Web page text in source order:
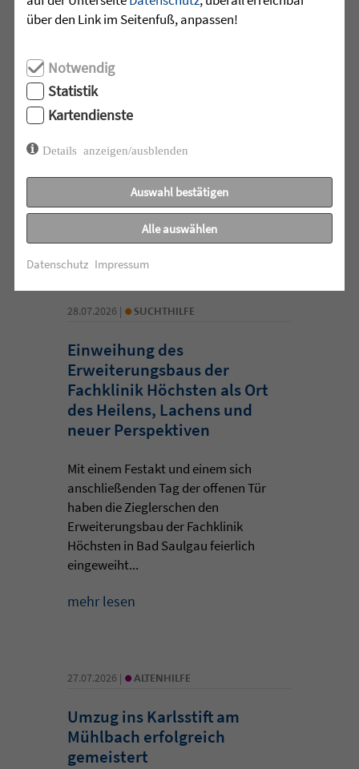
28.07.2026 |
Zeit füreinander
Sozialstation Mössingen standen
Begegnungen, Gespräche und
gemeinsame Momente im ...
28.07.2026 | • SUCHTHILFE
Einweihung des
Erweiterungsbaus der
Fachklinik Höchsten als Ort
des Heilens, Lachens und
neuer Perspektiven
Mit einem Festakt und einem sich
anschließenden Tag der offenen Tür
haben die Zieglerschen den
Erweiterungsbau der Fachklinik
Höchsten in Bad Saulgau feierlich
eingeweiht...
mehr lesen
27.07.2026 | • ALTENHILFE
Umzug ins Karlsstift am
Mühlbach erfolgreich
gemeistert
über den Link im Seitenfuß, anpassen!
Notwendig
Statistik
Kartendienste
Details anzeigen/ausblenden
Auswahl bestätigen
Alle auswählen
Datenschutz Impressum